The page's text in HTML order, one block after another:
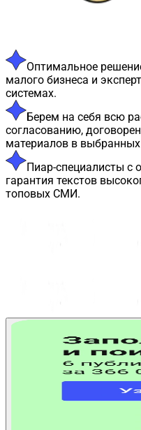
Оптимальное
малого бизнеса и
системах.
Берем на себя всю
согласованию,
материалов в
Пиар-специалисты
гарантия текстов
топовых СМИ.